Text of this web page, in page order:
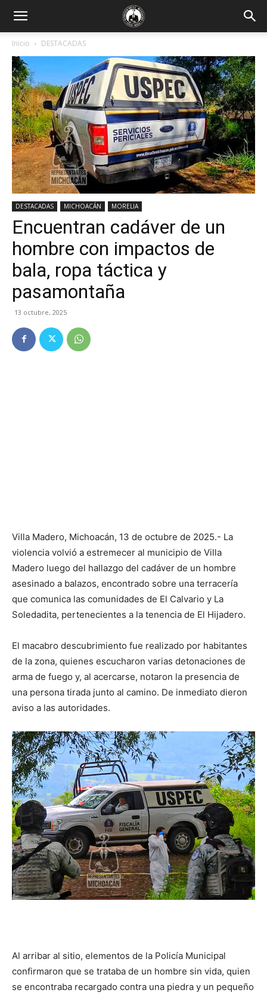
Inicio DESTACADAS
DESTACADAS MICHOACÁN MORELIA
Encuentran cadáver de un
hombre con impactos de
bala, ropa táctica y
pasamontaña
13 octubre, 2025
Villa Madero, Michoacán, 13 de octubre de 2025.- La
violencia volvió a estremecer al municipio de Villa
Madero luego del hallazgo del cadáver de un hombre
asesinado a balazos, encontrado sobre una terracería
que comunica las comunidades de El Calvario y La
Soledadita, pertenecientes a la tenencia de El Hijadero.
El macabro descubrimiento fue realizado por habitantes
de la zona, quienes escucharon varias detonaciones de
arma de fuego y, al acercarse, notaron la presencia de
una persona tirada junto al camino. De inmediato dieron
aviso a las autoridades.
Al arribar al sitio, elementos de la Policía Municipal
confirmaron que se trataba de un hombre sin vida, quien
se encontraba recargado contra una piedra y un pequeño